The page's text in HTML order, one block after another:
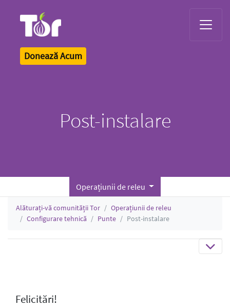
Donează Acum
Post-instalare
Operațiunii de releu
Alăturați-vă comunității Tor
Operațiunii de releu
Configurare tehnică
Punte Post-instalare
Felicitări!